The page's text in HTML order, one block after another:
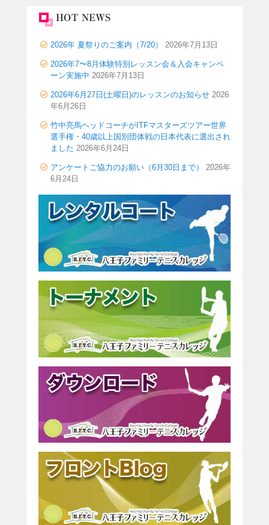
HOT NEWS
2026年 夏祭りのご案内（7/20） 2026年7月13日
2026年7〜8月体験特別レッスン会＆入会キャンペ
ーン実施中 2026年7月13日
2026年6月27日(土曜日)のレッスンのお知らせ 2026
年6月26日
竹中亮馬ヘッドコーチがITFマスターズツアー世界
選手権・40歳以上国別団体戦の日本代表に選出され
ました 2026年6月24日
アンケートご協力のお願い（6月30日まで）
2026年
6月24日